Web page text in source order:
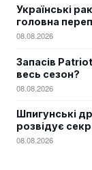
Українські
головна
08.08.2026
Запасів
весь сезон?
08.08.2026
Шпигунські
розвідує
08.08.2026